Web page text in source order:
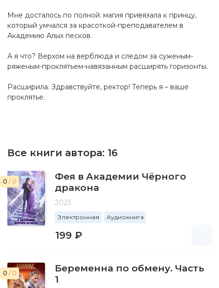
Мне досталось по полной: магия привязала к принцу,
который умчался за красоткой-преподавателем в
Академию Алых песков.
А я что? Верхом на верблюда и следом за суженым-
ряженым-проклятьем-навязанным расширять горизонты.
Расширила. Здравствуйте, ректор! Теперь я – ваше
проклятье.
Все книги автора: 16
0 / 0
Фея в Академии Чёрного
дракона
2023
Электронная Аудиокнига
199 ₽
0 / 0
Беременна по обмену. Часть
1